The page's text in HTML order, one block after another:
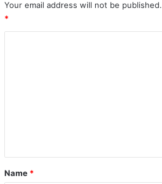
Your email address will not be published.
*
*
Name *